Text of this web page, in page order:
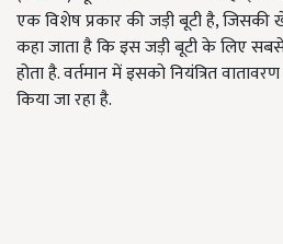
एक विशेष प्रकार की जड़ी बूटी है, जिसकी
कहा जाता है कि इस जड़ी बूटी के लिए
होता है. वर्तमान में इसको नियंत्रित
किया जा रहा है.